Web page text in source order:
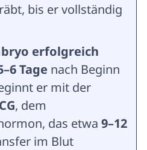
bis er vollständig
erfolgreich
Tage nach Beginn
er mit der
, dem
das etwa 9–12
im Blut